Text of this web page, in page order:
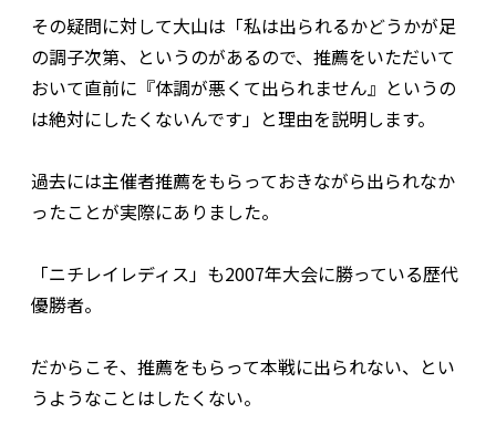
その疑問に対して大山は「私は出られるかどうかが足
の調子次第、というのがあるので、推薦をいただいて
おいて直前に『体調が悪くて出られません』というの
は絶対にしたくないんです」と理由を説明します。
過去には主催者推薦をもらっておきながら出られなか
ったことが実際にありました。
「ニチレイレディス」も2007年大会に勝っている歴代
優勝者。
だからこそ、推薦をもらって本戦に出られない、とい
うようなことはしたくない。